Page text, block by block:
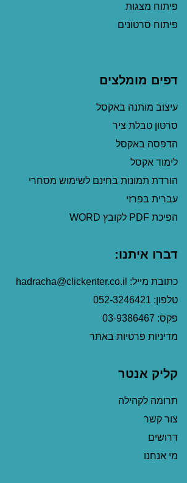
פיתוח מצגות
פיתוח סרטונים
דפים מומלצים
עיצוב מותנה באקסל
סרטון טבלת ציר
הדפסה באקסל
לימוד אקסל
הורדת תמונות בחינם לשימוש מסחרי
עברית בפרזי
הפיכת PDF לקובץ WORD
דברו איתנו:
כתובת מייל: hadracha@clickenter.co.il
טלפון: 052-3246421
פקס: 03-9386467
מדיניות פרטיות באתר
קליק אנטר
תרומה לקהילה
צור קשר
דרושים
מי אנחנו